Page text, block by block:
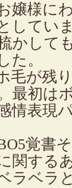
嬢様に
してい
かして
た。
毛が残
最初は
情表現
覚書
関する
ラベラ